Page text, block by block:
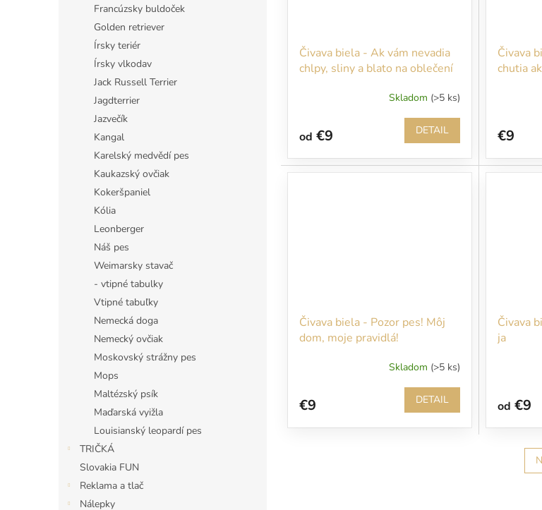
Francúzsky buldoček
Golden retriever
Írsky teriér
Írsky vlkodav
Jack Russell Terrier
Jagdterrier
Jazvečík
Kangal
Karelský medvědí pes
Kaukazský ovčiak
Kokeršpaniel
Kólia
Leonberger
Náš pes
Weimarsky stavač
- vtipné tabulky
Vtipné tabuľky
Nemecká doga
Nemecký ovčiak
Moskovský strážny pes
Mops
Maltézský psík
Maďarská vyižla
Louisianský leopardí pes
TRIČKÁ
Slovakia FUN
Reklama a tlač
Nálepky
Čivava biela - Ak vám nevadia
chlpy, sliny a blato na oblečení
Skladom (>5 ks)
od €9 DETAIL
Čivava
chutia
€9
Čivava biela - Pozor pes! Môj
dom, moje pravidlá!
Skladom (>5 ks)
€9 DETAIL
Čivava
ja
od €9